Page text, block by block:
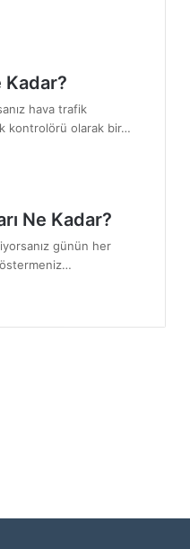
Kadar?
hava trafik
kontrolörü olarak bir…
Ne Kadar?
günün her